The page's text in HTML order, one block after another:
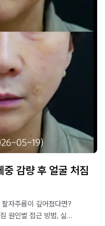
감량 후 얼굴 처짐
자주름이 깊어졌다면?
원인별 접근 방법, 실